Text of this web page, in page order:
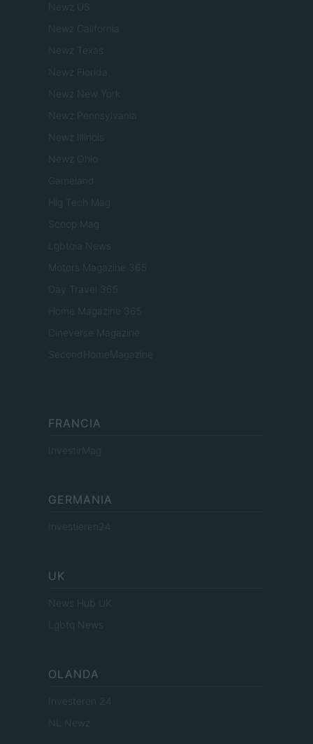
Newz US
Newz California
Newz Texas
Newz Florida
Newz New York
Newz Pennsylvania
Newz Illinois
Newz Ohio
Gameland
Hig Tech Mag
Scoop Mag
Lgbtqia News
Motors Magazine 365
Day Travel 365
Home Magazine 365
Cineverse Magazine
SecondHomeMagazine
FRANCIA
InvestirMag
GERMANIA
Investieren24
UK
News Hub UK
Lgbtq News
OLANDA
Investeren 24
NL Newz